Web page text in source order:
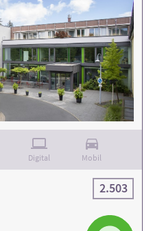
Digital Mobil
2.503